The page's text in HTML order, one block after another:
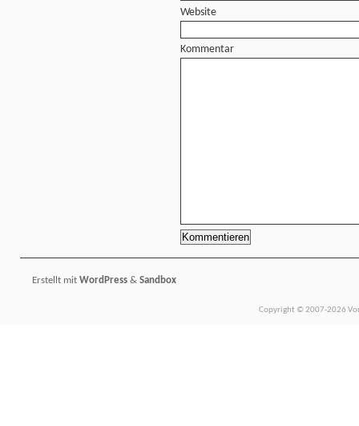
Website
Kommentar
Erstellt mit WordPress & Sandbox
Copyright © 2007-2026